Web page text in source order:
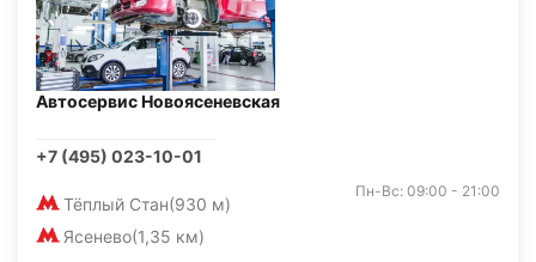
Автосервис Новоясеневская
+7 (495) 023-10-01
Тёплый Стан(930 м)
Ясенево(1,35 км)
Пн-Вс: 09:00 - 21:00